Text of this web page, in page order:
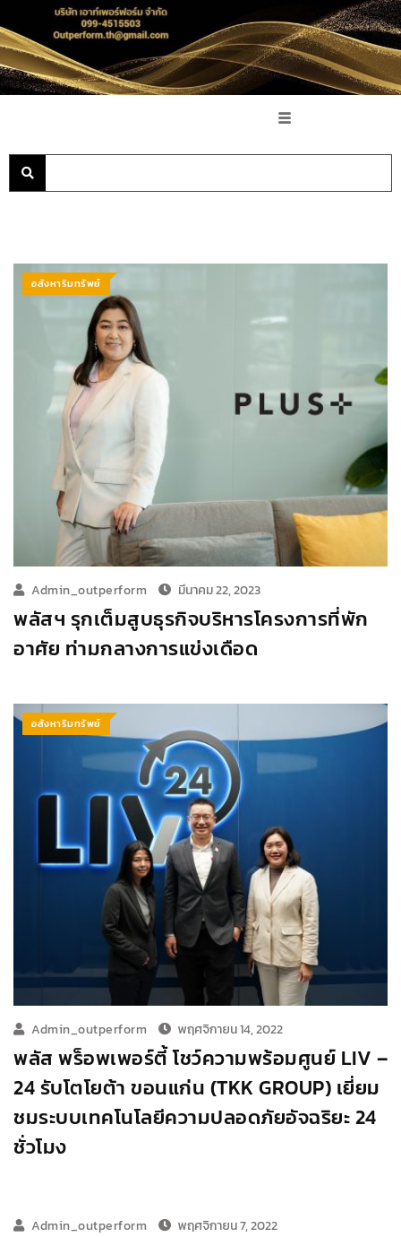
อสังหาริมทรัพย์
Admin_outperform มีนาคม 22, 2023
พลัสฯ รุกเต็มสูบธุรกิจบริหารโครงการที่พัก
อาศัย ท่ามกลางการแข่งเดือด
อสังหาริมทรัพย์
Admin_outperform พฤศจิกายน 14, 2022
พลัส พร็อพเพอร์ตี้ โชว์ความพร้อมศูนย์ LIV –
24 รับโตโยต้า ขอนแก่น (TKK GROUP) เยี่ยม
ชมระบบเทคโนโลยีความปลอดภัยอัจฉริยะ 24
ชั่วโมง
Admin_outperform พฤศจิกายน 7, 2022